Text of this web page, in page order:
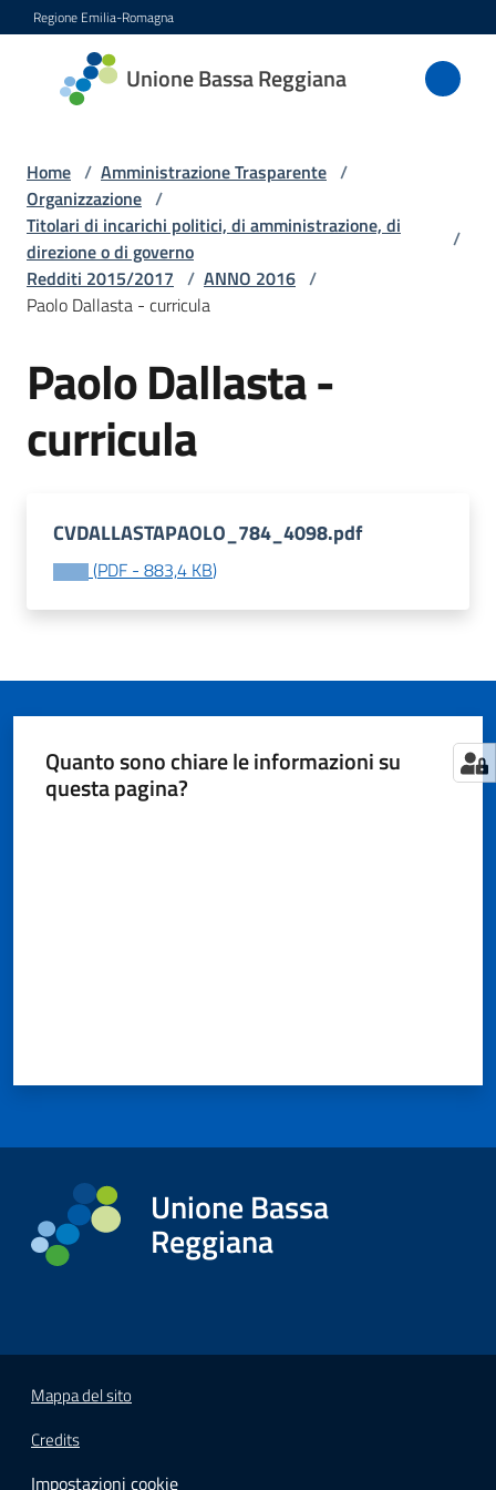
Vai al contenuto
Vai alla navigazione
Vai al footer
Regione Emilia-Romagna
Unione Bassa Reggiana
Unione
Bassa
Amministrazione
Menu selezionato
Novità
Servizi
l'Unione
Tutti
gli
Home / Amministrazione Trasparente /
Organizzazione /
Titolari di incarichi politici, di amministrazione, di
direzione o di governo
/
Redditi 2015/2017 / ANNO 2016 /
Paolo Dallasta - curricula
Paolo Dallasta -
curricula
CVDALLASTAPAOLO_784_4098.pdf
(PDF - 883,4 KB)
Quanto sono chiare le informazioni su
questa pagina?
Unione Bassa
Reggiana
Mappa del sito
Credits
Impostazioni cookie